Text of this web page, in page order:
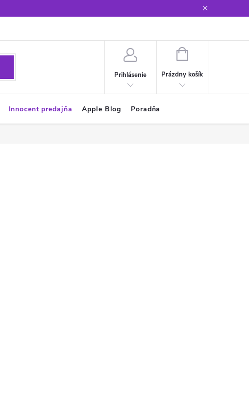
Prihlásenie
NÁKUPNÝ
Prázdny košík
Innocent predajňa Apple Blog Poradňa